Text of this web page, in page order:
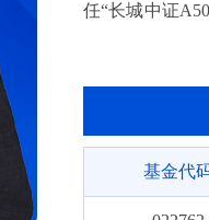
任“长城中证
波动100交易型
芯片设计主题
基金代